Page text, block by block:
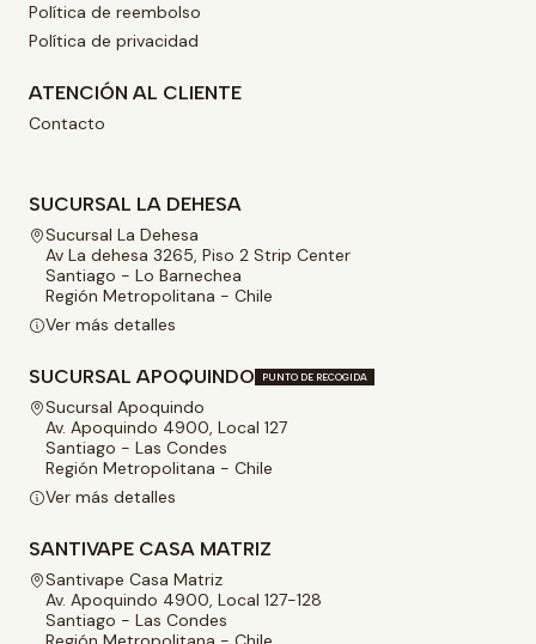
Política de reembolso
Política de privacidad
ATENCIÓN AL CLIENTE
Contacto
SUCURSAL LA DEHESA
Sucursal La Dehesa
Av La dehesa 3265, Piso 2 Strip Center
Santiago - Lo Barnechea
Región Metropolitana - Chile
Ver más detalles
SUCURSAL APOQUINDO PUNTO DE RECOGIDA
Sucursal Apoquindo
Av. Apoquindo 4900, Local 127
Santiago - Las Condes
Región Metropolitana - Chile
Ver más detalles
SANTIVAPE CASA MATRIZ
Santivape Casa Matriz
Av. Apoquindo 4900, Local 127-128
Santiago - Las Condes